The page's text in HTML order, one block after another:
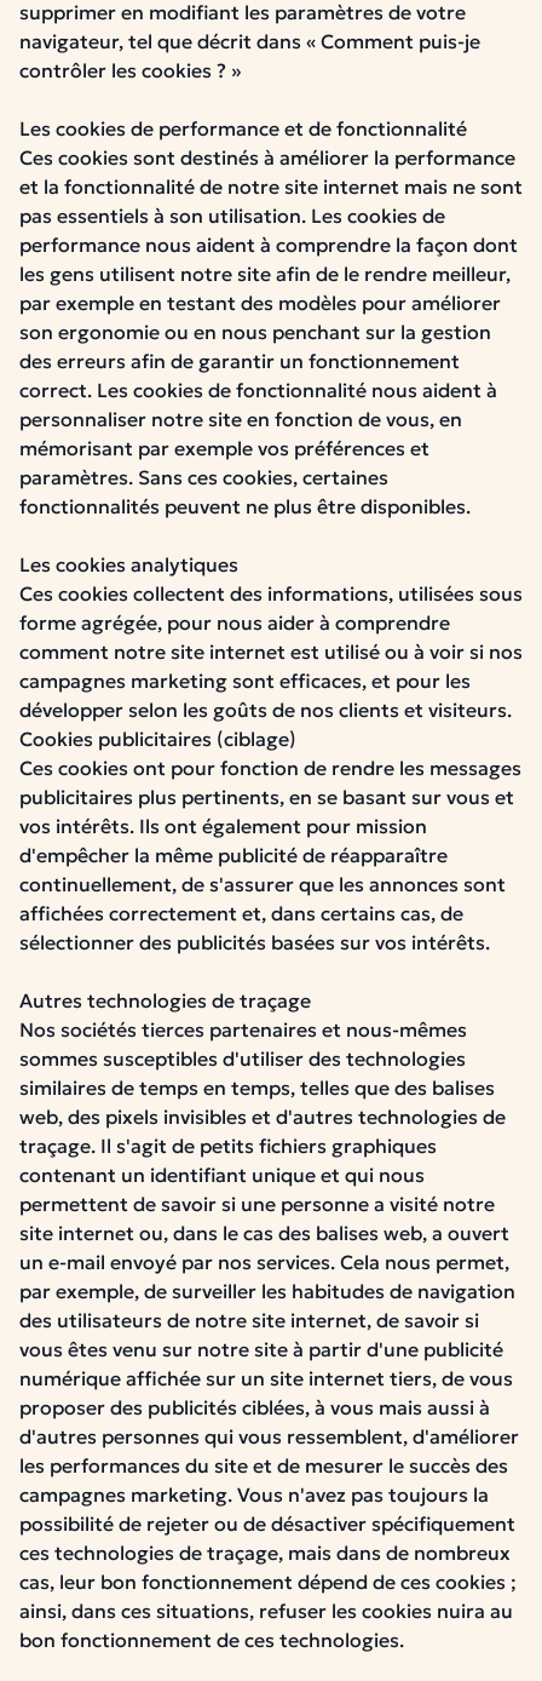
supprimer en modifiant les paramètres de votre
navigateur, tel que décrit dans « Comment puis-je
contrôler les cookies ? »
Les cookies de performance et de fonctionnalité
Ces cookies sont destinés à améliorer la performance
et la fonctionnalité de notre site internet mais ne sont
pas essentiels à son utilisation. Les cookies de
performance nous aident à comprendre la façon dont
les gens utilisent notre site afin de le rendre meilleur,
par exemple en testant des modèles pour améliorer
son ergonomie ou en nous penchant sur la gestion
des erreurs afin de garantir un fonctionnement
correct. Les cookies de fonctionnalité nous aident à
personnaliser notre site en fonction de vous, en
mémorisant par exemple vos préférences et
paramètres. Sans ces cookies, certaines
fonctionnalités peuvent ne plus être disponibles.
Les cookies analytiques
Ces cookies collectent des informations, utilisées sous
forme agrégée, pour nous aider à comprendre
comment notre site internet est utilisé ou à voir si nos
campagnes marketing sont efficaces, et pour les
développer selon les goûts de nos clients et visiteurs.
Cookies publicitaires (ciblage)
Ces cookies ont pour fonction de rendre les messages
publicitaires plus pertinents, en se basant sur vous et
vos intérêts. Ils ont également pour mission
d'empêcher la même publicité de réapparaître
continuellement, de s'assurer que les annonces sont
affichées correctement et, dans certains cas, de
sélectionner des publicités basées sur vos intérêts.
Autres technologies de traçage
Nos sociétés tierces partenaires et nous-mêmes
sommes susceptibles d'utiliser des technologies
similaires de temps en temps, telles que des balises
web, des pixels invisibles et d'autres technologies de
traçage. Il s'agit de petits fichiers graphiques
contenant un identifiant unique et qui nous
permettent de savoir si une personne a visité notre
site internet ou, dans le cas des balises web, a ouvert
un e-mail envoyé par nos services. Cela nous permet,
par exemple, de surveiller les habitudes de navigation
des utilisateurs de notre site internet, de savoir si
vous êtes venu sur notre site à partir d'une publicité
numérique affichée sur un site internet tiers, de vous
proposer des publicités ciblées, à vous mais aussi à
d'autres personnes qui vous ressemblent, d'améliorer
les performances du site et de mesurer le succès des
campagnes marketing. Vous n'avez pas toujours la
possibilité de rejeter ou de désactiver spécifiquement
ces technologies de traçage, mais dans de nombreux
cas, leur bon fonctionnement dépend de ces cookies ;
ainsi, dans ces situations, refuser les cookies nuira au
bon fonctionnement de ces technologies.